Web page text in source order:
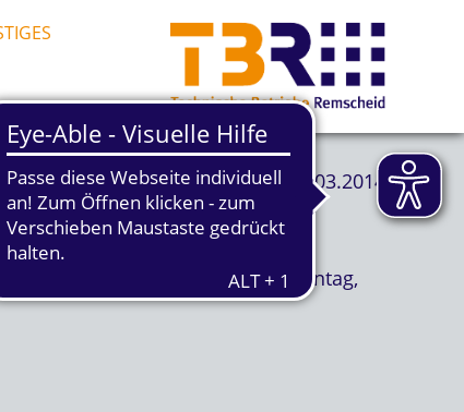
21.03.2014
von Montag,